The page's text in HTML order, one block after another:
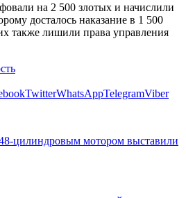
на 2 500 злотых и начислили
досталось наказание в 1 500
также лишили права управления
TwitterWhatsAppTelegramViber
цилиндровым мотором выставили